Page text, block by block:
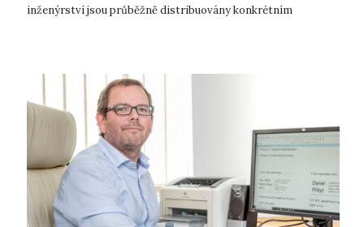
inženýrství jsou průběžně distribuovány konkrétním